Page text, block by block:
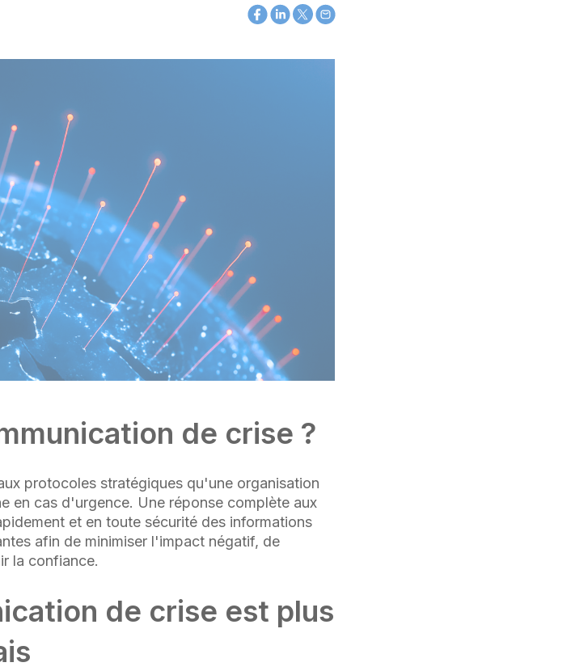
de crise ?
protocoles stratégiques qu'une organisation
en cas d'urgence. Une réponse complète aux
et en toute sécurité des informations
afin de minimiser l'impact négatif, de
la confiance.
de crise est plus